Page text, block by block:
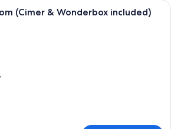
เครื่องนอนระดับพรีเมียม, มินิบาร์ฟรี,
(Cimer & Wonderbox included)